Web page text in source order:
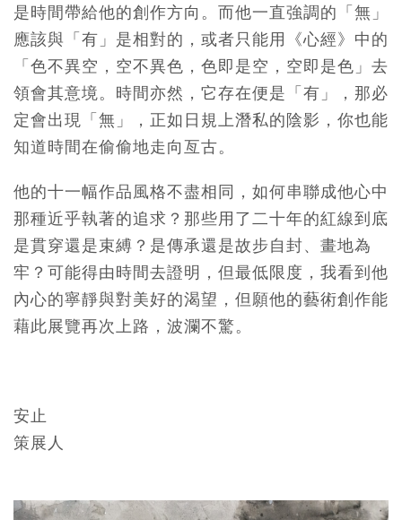
是時間帶給他的創作方向。而他一直強調的「無」
應該與「有」是相對的，或者只能用《心經》中的
「色不異空，空不異色，色即是空，空即是色」去
領會其意境。時間亦然，它存在便是「有」，那必
定會出現「無」，正如日規上潛私的陰影，你也能
知道時間在偷偷地走向亙古。
他的十一幅作品風格不盡相同，如何串聯成他心中
那種近乎執著的追求？那些用了二十年的紅線到底
是貫穿還是束縛？是傳承還是故步自封、畫地為
牢？可能得由時間去證明，但最低限度，我看到他
內心的寧靜與對美好的渴望，但願他的藝術創作能
藉此展覽再次上路，波瀾不驚。
安止
策展人